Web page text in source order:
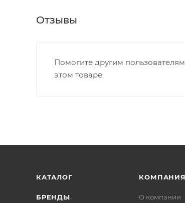
Отзывы
Помогите другим
этом товаре
КАТАЛОГ
БРЕНДЫ
КОМПАНИЯ
О компании